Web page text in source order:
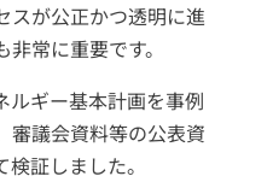
スが公正かつ透明に進
常に重要です。
ルギー基本計画を事例
審議会資料等の公表資
証しました。